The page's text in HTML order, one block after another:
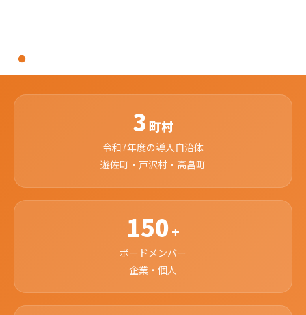
3町村
令和7年度の導入自治体
遊佐町・戸沢村・高畠町
150+
ボードメンバー
企業・個人